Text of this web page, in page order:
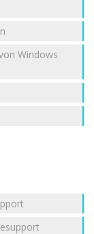
Windows